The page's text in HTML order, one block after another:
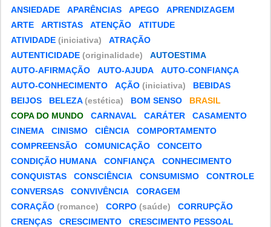
ANSIEDADE
APARÊNCIAS APEGO
APRENDIZAGEM
ARTE
ARTISTAS ATENÇÃO
ATITUDE
ATIVIDADE (iniciativa)
ATRAÇÃO
AUTENTICIDADE (originalidade)
AUTOESTIMA
AUTO-AFIRMAÇÃO
AUTO-AJUDA
AUTO-CONFIANÇA
AUTO-CONHECIMENTO
AÇÃO (iniciativa)
BEBIDAS
BEIJOS
BELEZA(estética) BOM SENSO
BRASIL
COPA DO MUNDO
CARNAVAL CARÁTER
CASAMENTO
CINEMA
CINISMO CIÊNCIA
COMPORTAMENTO
COMPREENSÃO
COMUNICAÇÃO
CONCEITO
CONDIÇÃO HUMANA
CONFIANÇA
CONHECIMENTO
CONQUISTAS
CONSCIÊNCIA CONSUMISMO
CONTROLE
CONVERSAS
CONVIVÊNCIA
CORAGEM
CORAÇÃO (romance) CORPO (saúde)
CORRUPÇÃO
CRENÇAS
CRESCIMENTO
CRESCIMENTO PESSOAL